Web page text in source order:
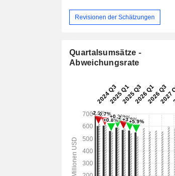
Revisionen der Schätzungen
Quartalsumsätze -
Abweichungsrate